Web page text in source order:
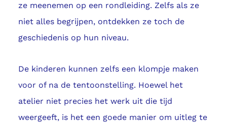
ze meenemen op een rondleiding. Zelfs als ze
niet alles begrijpen, ontdekken ze toch de
geschiedenis op hun niveau.
De kinderen kunnen zelfs een klompje maken
voor of na de tentoonstelling. Hoewel het
atelier niet precies het werk uit die tijd
weergeeft, is het een goede manier om uitleg te